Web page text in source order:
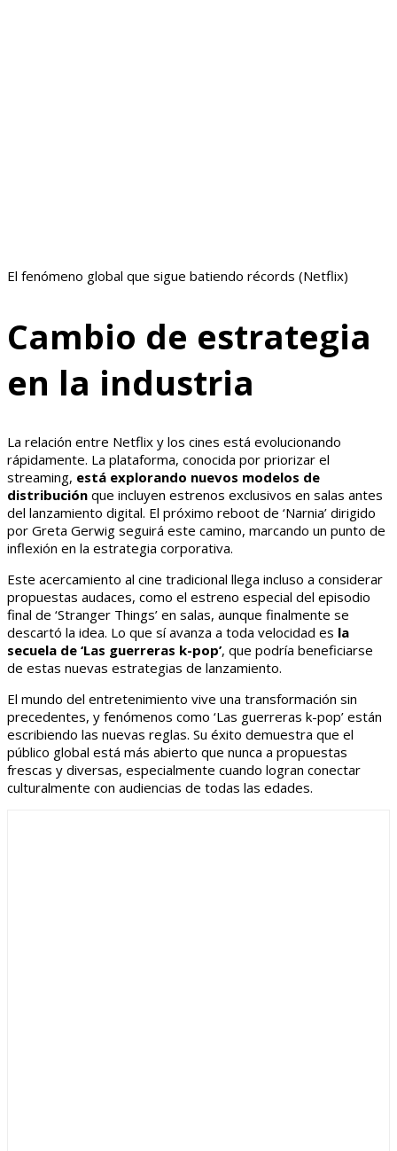
El fenómeno global que sigue batiendo récords (Netflix)
Cambio de estrategia
en la industria
La relación entre Netflix y los cines está evolucionando
rápidamente. La plataforma, conocida por priorizar el
streaming, está explorando nuevos modelos de
distribución que incluyen estrenos exclusivos en salas antes
del lanzamiento digital. El próximo reboot de ‘Narnia’ dirigido
por Greta Gerwig seguirá este camino, marcando un punto de
inflexión en la estrategia corporativa.
Este acercamiento al cine tradicional llega incluso a considerar
propuestas audaces, como el estreno especial del episodio
final de ‘Stranger Things’ en salas, aunque finalmente se
descartó la idea. Lo que sí avanza a toda velocidad es la
secuela de ‘Las guerreras k-pop’, que podría beneficiarse
de estas nuevas estrategias de lanzamiento.
El mundo del entretenimiento vive una transformación sin
precedentes, y fenómenos como ‘Las guerreras k-pop’ están
escribiendo las nuevas reglas. Su éxito demuestra que el
público global está más abierto que nunca a propuestas
frescas y diversas, especialmente cuando logran conectar
culturalmente con audiencias de todas las edades.